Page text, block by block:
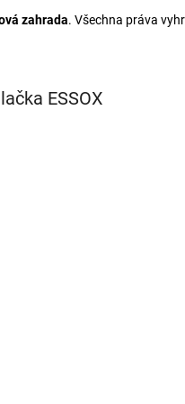
zahrada. Všechna práva
ESSOX